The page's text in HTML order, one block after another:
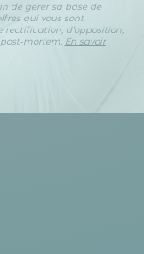
de gérer sa base de
qui vous sont
rectification, d’opposition,
mortem. En savoir